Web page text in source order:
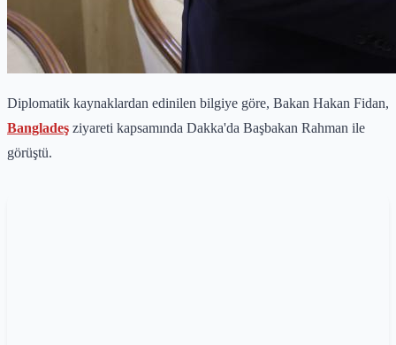
Diplomatik kaynaklardan edinilen bilgiye göre, Bakan Hakan Fidan,
Bangladeş ziyareti kapsamında Dakka'da Başbakan Rahman ile
görüştü.